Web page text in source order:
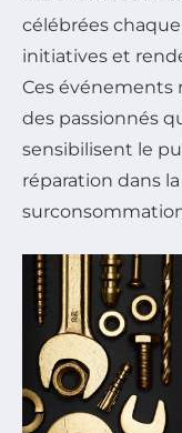
célébrées
initiatives et
Ces événements
des passionnés
sensibilisent le
réparation dans